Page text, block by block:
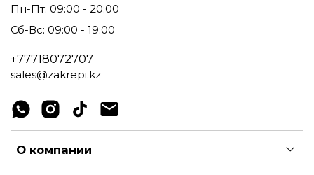
Пн-Пт: 09:00 - 20:00
Сб-Вс: 09:00 - 19:00
+77718072707
sales@zakrepi.kz
О компании